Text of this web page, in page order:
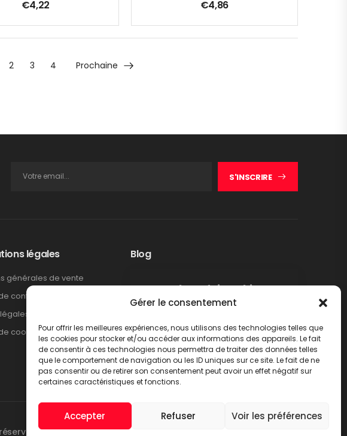
Gérer le consentement
Pour offrir les meilleures expériences, nous utilisons des technologies telles que
les cookies pour stocker et/ou accéder aux informations des appareils. Le fait
de consentir à ces technologies nous permettra de traiter des données telles
que le comportement de navigation ou les ID uniques sur ce site. Le fait de ne
pas consentir ou de retirer son consentement peut avoir un effet négatif sur
certaines caractéristiques et fonctions.
Accepter Refuser Voir les préférences
€4,22 €4,86
2 3 4 Prochaine
S'INSCRIRE
légales
générales de vente
confidentialité
cookies
Blog
Rappel produit Makita –
Pompe à graisse DGP180
LIRE PLUS